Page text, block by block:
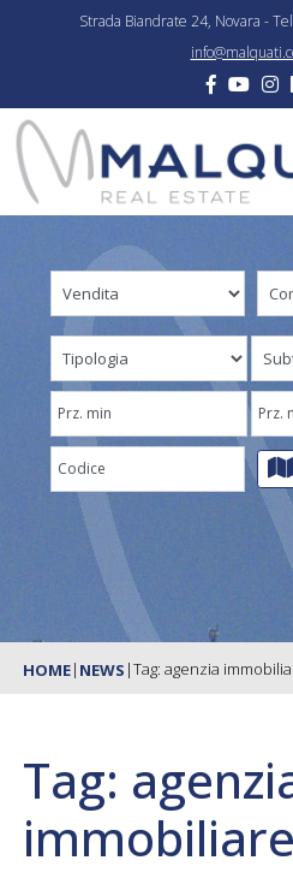
Strada Biandrate 24, Novara -
HOME| NEWS |Tag: agenzia
Tag:
immobiliare